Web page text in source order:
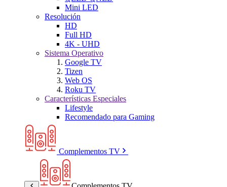
Mini LED
Resolución
HD
Full HD
4K - UHD
Sistema Operativo
Google TV
Tizen
Web OS
Roku TV
Características Especiales
Lifestyle
Recomendado para Gaming
Complementos TV